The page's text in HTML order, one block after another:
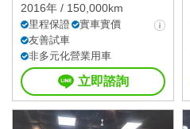
2016年 / 150,000km
里程保證
實車實價
友善試車
非多元化營業用車
立即諮詢